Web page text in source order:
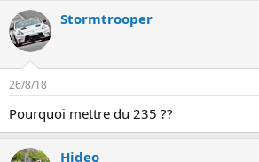
t
e
u
r
d
e
a
d
i
e
d
u
t
Stormtrooper
26/8/18
Pourquoi mettre du 235 ??
Hideo